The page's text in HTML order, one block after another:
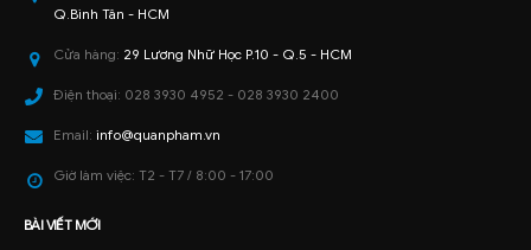
Q.Bình Tân - HCM
Cửa hàng: 29 Lương Nhữ Học P.10 - Q.5 - HCM
Điện thoại: 028 3930 4952 - 028 3930 2400
Email: info@quanpham.vn
Giờ làm việc: T2 - T7 / 8:00 - 17:00
BÀI VIẾT MỚI